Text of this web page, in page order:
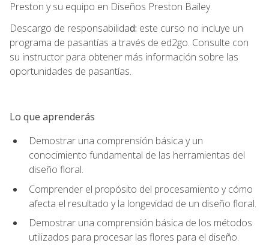
Preston y su equipo en Diseños Preston Bailey.
Descargo de responsabilidad: este curso no incluye un
programa de pasantías a través de ed2go. Consulte con
su instructor para obtener más información sobre las
oportunidades de pasantías.
Lo que aprenderás
Demostrar una comprensión básica y un
conocimiento fundamental de las herramientas del
diseño floral.
Comprender el propósito del procesamiento y cómo
afecta el resultado y la longevidad de un diseño floral.
Demostrar una comprensión básica de los métodos
utilizados para procesar las flores para el diseño.